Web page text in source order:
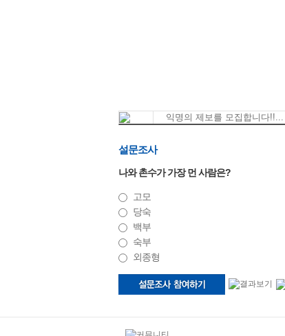
익명의 제보를 모집합니다!!...
설문조사
나와 촌수가 가장 먼 사람은?
고모
당숙
백부
숙부
외종형